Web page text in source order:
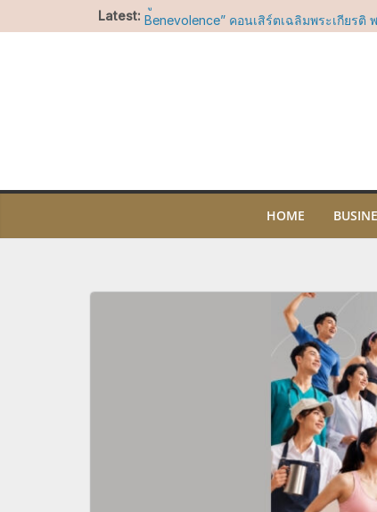
to
Latest: มูลนิธิรอยัลแบงค์คอกซิมโฟนีออร์เคสตร้าฯ
Benevolence” คอนเสิร์ตเฉลิมพระเกียรติ
โจทย์ทุกไลฟ์สไตล์
ไอคอนสยาม ร่วมกับ ไอคอนคราฟต์ และส
HOME